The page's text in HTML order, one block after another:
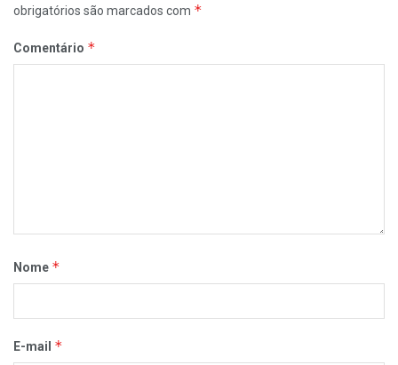
obrigatórios são marcados com *
Comentário *
Nome *
E-mail *